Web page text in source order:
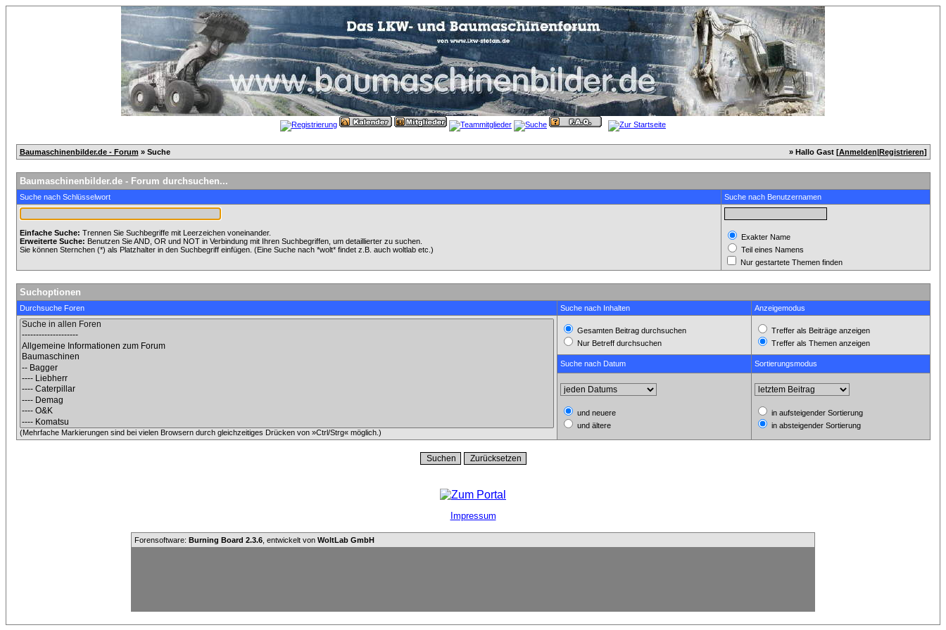
Baumaschinenbilder.de - Forum » Suche » Hallo Gast [Anmelden|Registrieren]
Baumaschinenbilder.de - Forum durchsuchen...
Suche nach Schlüsselwort Suche nach Benutzernamen
Einfache Suche: Trennen Sie Suchbegriffe mit Leerzeichen voneinander.
Erweiterte Suche: Benutzen Sie AND, OR und NOT in Verbindung mit Ihren Suchbegriffen, um detaillierter zu suchen.
Sie können Sternchen (*) als Platzhalter in den Suchbegriff einfügen. (Eine Suche nach *wolt* findet z.B. auch woltlab etc.)
Exakter Name
Teil eines Namens
Nur gestartete Themen finden
Suchoptionen
Durchsuche Foren Suche nach Inhalten Anzeigemodus
(Mehrfache Markierungen sind bei vielen Browsern durch gleichzeitiges Drücken von »Ctrl/Strg« möglich.)
Gesamten Beitrag durchsuchen
Nur Betreff durchsuchen
Treffer als Beiträge anzeigen
Treffer als Themen anzeigen
Suche nach Datum Sortierungsmodus
und neuere
und ältere
in aufsteigender Sortierung
in absteigender Sortierung
Impressum
Forensoftware: Burning Board 2.3.6 , entwickelt von WoltLab GmbH